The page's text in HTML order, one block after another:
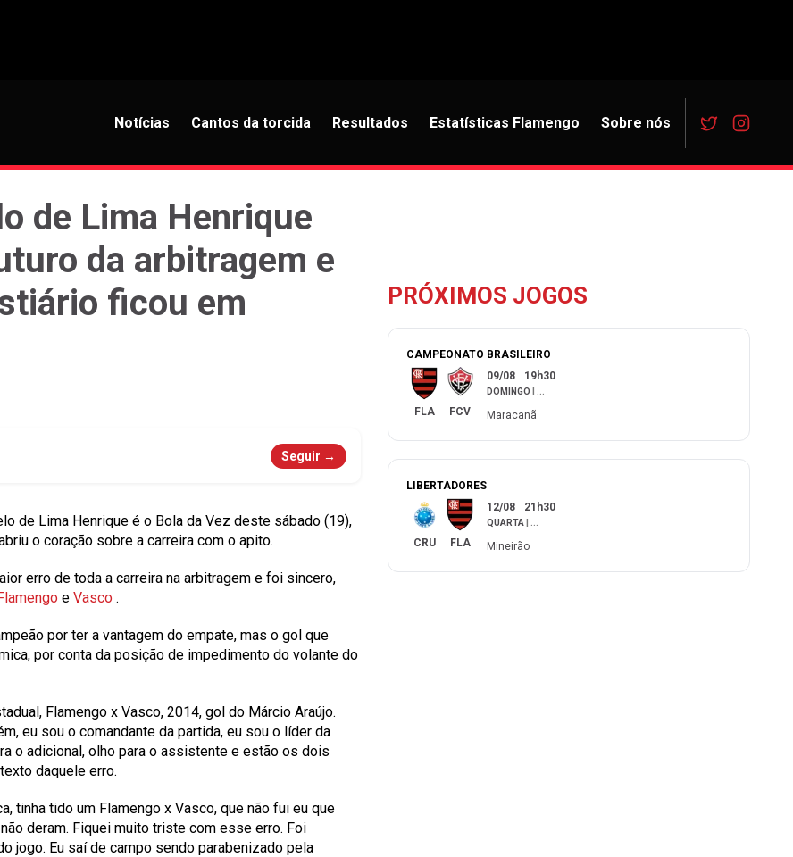
Notícias Cantos da torcida Resultados Estatísticas Flamengo Sobre nós
de Lima Henrique
da arbitragem e
ficou em
Seguir →
de Lima Henrique é o Bola da Vez deste sábado (19),
o coração sobre a carreira com o apito.
erro de toda a carreira na arbitragem e foi sincero,
e Vasco .
por ter a vantagem do empate, mas o gol que
por conta da posição de impedimento do volante do
Flamengo x Vasco, 2014, gol do Márcio Araújo.
eu sou o comandante da partida, eu sou o líder da
o adicional, olho para o assistente e estão os dois
daquele erro.
tinha tido um Flamengo x Vasco, que não fui eu que
deram. Fiquei muito triste com esse erro. Foi
jogo. Eu saí de campo sendo parabenizado pela
PRÓXIMOS JOGOS
CAMPEONATO BRASILEIRO
FLA FCV
09/08 19h30
DOMINGO
Maracanã
LIBERTADORES
CRU FLA
12/08 21h30
QUARTA
Mineirão